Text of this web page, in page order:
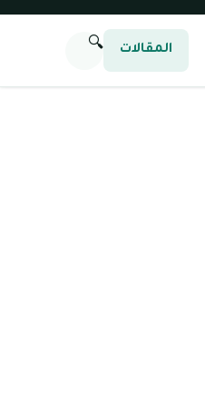
المقالات 🔍